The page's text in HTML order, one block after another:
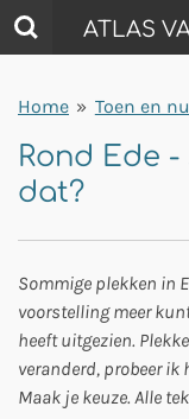
Ga
direct
de
ATLAS
Home » Toen en nu
Rond Ede
dat?
Sommige plekken in
voorstelling meer
heeft uitgezien.
veranderd, probeer
Maak je keuze. Alle